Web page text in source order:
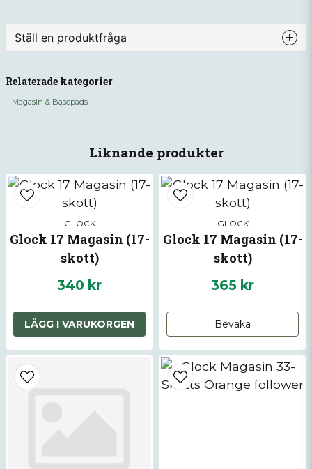
Liknande produkter
GLOCK
Glock 17 Magasin (17-
skott)
340 kr
LÄGG I VARUKORGEN
GLOCK
Glock 17 Magasin (17-
skott)
365 kr
Bevaka
Ställ en produktfråga
Fråga oss något om denna produkten...
email
Mejladress
Ja, ni får publicera min fråga
Relaterade kategorier
Magasin & Basepads